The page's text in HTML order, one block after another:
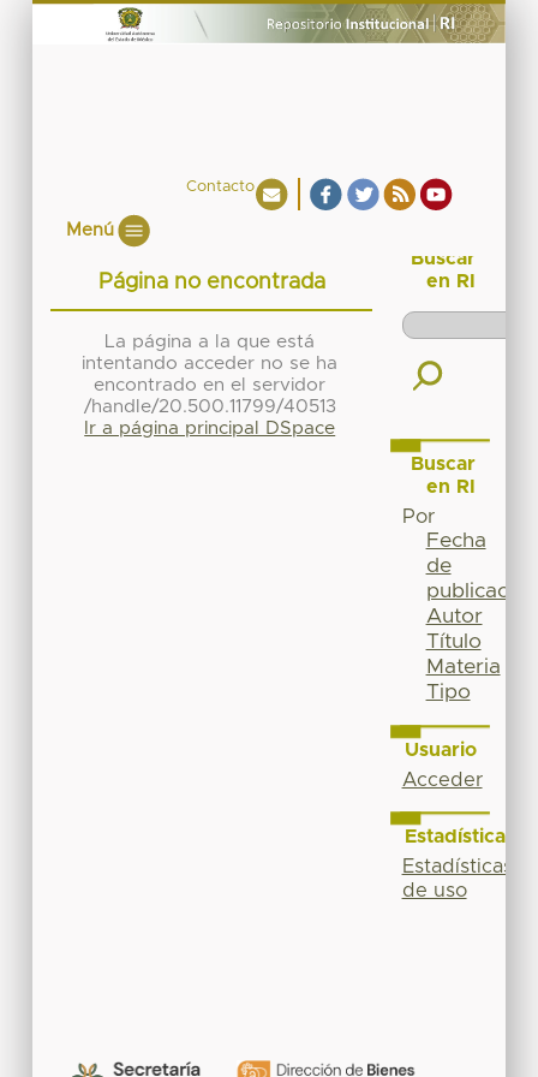
Contacto
Menú
Página no encontrada
La página a la que está
intentando acceder no se ha
encontrado en el servidor
/handle/20.500.11799/40513
Ir a página principal DSpace
Buscar
en RI
Buscar
en RI
Por
Fecha
de
publicación
Autor
Título
Materia
Tipo
Usuario
Acceder
Estadísticas
Estadísticas
de uso